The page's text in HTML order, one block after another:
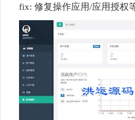
fix: 修复操作应用/应用授权